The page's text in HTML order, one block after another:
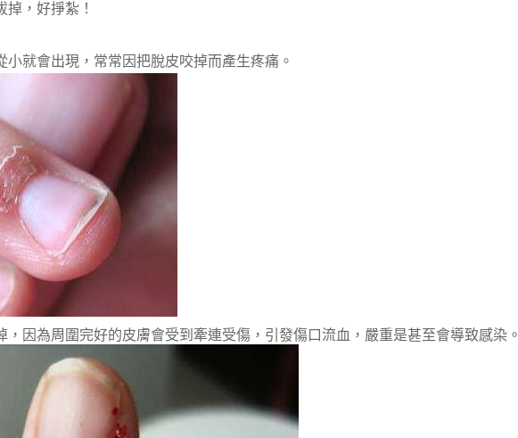
，好掙紮！
小就會出現，常常因把脫皮咬掉而產生疼痛。
，因為周圍完好的皮膚會受到牽連受傷，引發傷口流血，嚴重是甚至會導致感染。